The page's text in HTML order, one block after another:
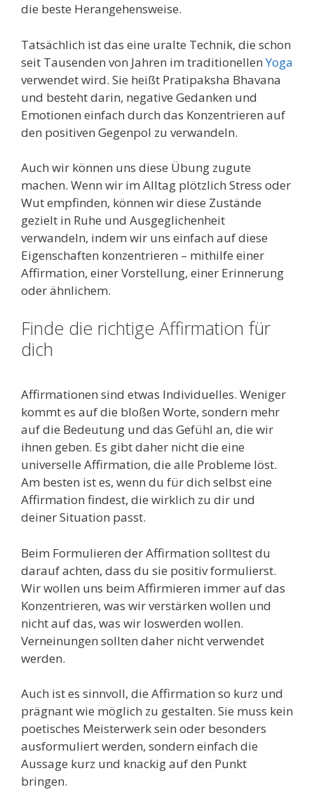
die beste Herangehensweise.
Tatsächlich ist das eine uralte Technik, die schon
seit Tausenden von Jahren im traditionellenYoga
verwendet wird. Sie heißt Pratipaksha Bhavana
und besteht darin, negative Gedanken und
Emotionen einfach durch das Konzentrieren auf
den positiven Gegenpol zu verwandeln.
Auch wir können uns diese Übung zugute
machen. Wenn wir im Alltag plötzlich Stress oder
Wut empfinden, können wir diese Zustände
gezielt in Ruhe und Ausgeglichenheit
verwandeln, indem wir uns einfach auf diese
Eigenschaften konzentrieren – mithilfe einer
Affirmation, einer Vorstellung, einer Erinnerung
oder ähnlichem.
Finde die richtige Affirmation für
dich
Affirmationen sind etwas Individuelles. Weniger
kommt es auf die bloßen Worte, sondern mehr
auf die Bedeutung und das Gefühl an, die wir
ihnen geben. Es gibt daher nicht die eine
universelle Affirmation, die alle Probleme löst.
Am besten ist es, wenn du für dich selbst eine
Affirmation findest, die wirklich zu dir und
deiner Situation passt.
Beim Formulieren der Affirmation solltest du
darauf achten, dass du sie positiv formulierst.
Wir wollen uns beim Affirmieren immer auf das
Konzentrieren, was wir verstärken wollen und
nicht auf das, was wir loswerden wollen.
Verneinungen sollten daher nicht verwendet
werden.
Auch ist es sinnvoll, die Affirmation so kurz und
prägnant wie möglich zu gestalten. Sie muss kein
poetisches Meisterwerk sein oder besonders
ausformuliert werden, sondern einfach die
Aussage kurz und knackig auf den Punkt
bringen.